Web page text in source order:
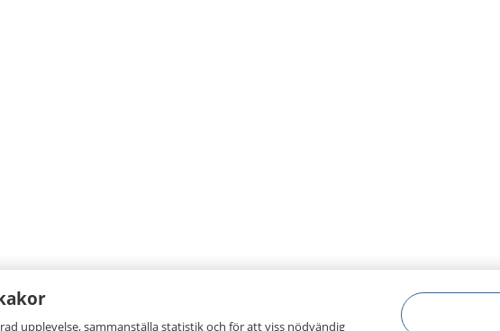
upplevelse, sammanställa statistik och för att viss nödvändig